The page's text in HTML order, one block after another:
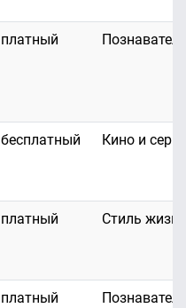
платный
бесплатный Кино и
платный Стиль жизни
платный